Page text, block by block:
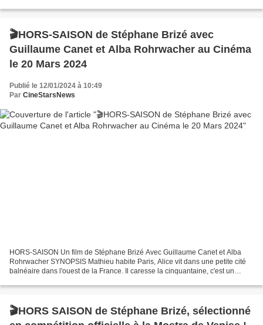
🎬HORS-SAISON de Stéphane Brizé avec
Guillaume Canet et Alba Rohrwacher au Cinéma
le 20 Mars 2024
Publié le 12/01/2024 à 10:49
Par CineStarsNews
HORS-SAISON Un film de Stéphane Brizé Avec Guillaume Canet et Alba
Rohrwacher SYNOPSIS Mathieu habite Paris, Alice vit dans une petite cité
balnéaire dans l'ouest de la France. Il caresse la cinquantaine, c'est un
🎬HORS SAISON de Stéphane Brizé, sélectionné